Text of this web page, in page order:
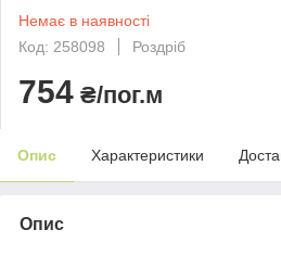
Немає в наявності
Код: 258098
Роздріб
754 ₴/пог.м
Опис Характеристики
Опис